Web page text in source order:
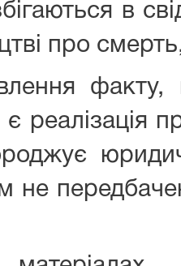
в
про
є реалізація
не